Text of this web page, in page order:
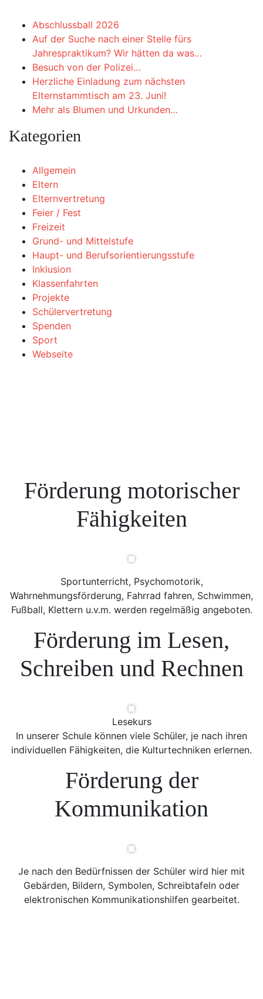
Abschlussball 2026
Auf der Suche nach einer Stelle fürs
Jahrespraktikum? Wir hätten da was…
Besuch von der Polizei…
Herzliche Einladung zum nächsten
Elternstammtisch am 23. Juni!
Mehr als Blumen und Urkunden…
Kategorien
Allgemein
Eltern
Elternvertretung
Feier / Fest
Freizeit
Grund- und Mittelstufe
Haupt- und Berufsorientierungsstufe
Inklusion
Klassenfahrten
Projekte
Schülervertretung
Spenden
Sport
Webseite
Förderung motorischer
Fähigkeiten
Sportunterricht, Psychomotorik,
Wahrnehmungsförderung, Fahrrad fahren, Schwimmen,
Fußball, Klettern u.v.m. werden regelmäßig angeboten.
Förderung im Lesen,
Schreiben und Rechnen
Lesekurs
In unserer Schule können viele Schüler, je nach ihren
individuellen Fähigkeiten, die Kulturtechniken erlernen.
Förderung der
Kommunikation
Je nach den Bedürfnissen der Schüler wird hier mit
Gebärden, Bildern, Symbolen, Schreibtafeln oder
elektronischen Kommunikationshilfen gearbeitet.